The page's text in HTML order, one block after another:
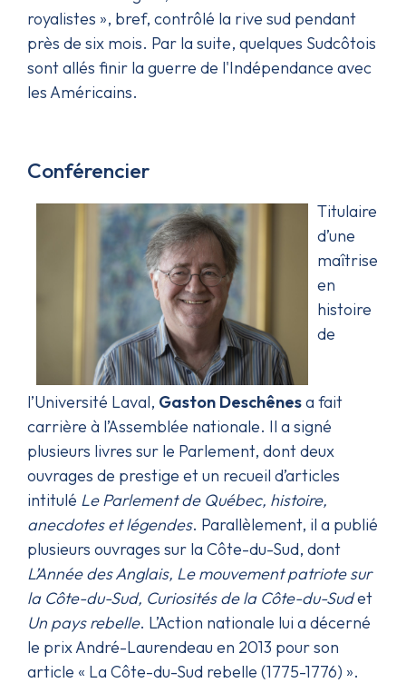
royalistes », bref, contrôlé la rive sud pendant
près de six mois. Par la suite, quelques Sudcôtois
sont allés finir la guerre de l'Indépendance avec
les Américains.
Conférencier
Titulaire
d’une
maîtrise
en
histoire
de
l’Université Laval, Gaston Deschênesa fait
carrière à l’Assemblée nationale. Il a signé
plusieurs livres sur le Parlement, dont deux
ouvrages de prestige et un recueil d’articles
intitulé Le Parlement de Québec, histoire,
anecdotes et légendes. Parallèlement, il a publié
plusieurs ouvrages sur la Côte-du-Sud, dont
L’Année des Anglais, Le mouvement patriote sur
la Côte-du-Sud, Curiosités de la Côte-du-Sudet
Un pays rebelle. L’Action nationale lui a décerné
le prix André-Laurendeau en 2013 pour son
article « La Côte-du-Sud rebelle (1775-1776) ».